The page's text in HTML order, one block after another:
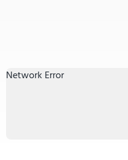
Network Error